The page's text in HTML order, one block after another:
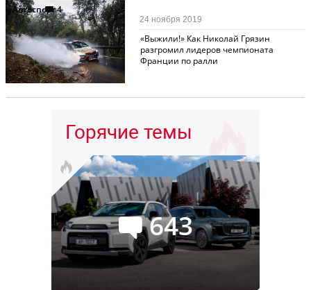
Автоспорт4
«Выжили!» Как Николай Грязин
разгромил лидеров чемпионата
Франции по ралли
24 ноября 2019
Горячие темы
643